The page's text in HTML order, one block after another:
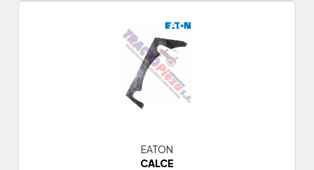
EATON
CALCE